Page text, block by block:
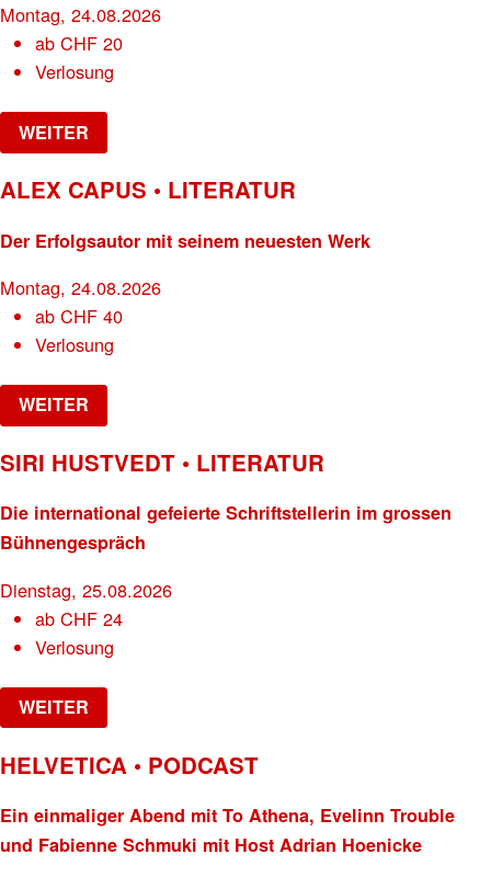
Montag, 24.08.2026
abCHF 20
Verlosung
WEITER
ALEX CAPUS • LITERATUR
Der Erfolgsautor mit seinem neuesten Werk
Montag, 24.08.2026
abCHF 40
Verlosung
WEITER
SIRI HUSTVEDT • LITERATUR
Die international gefeierte Schriftstellerin im grossen
Bühnengespräch
Dienstag, 25.08.2026
abCHF 24
Verlosung
WEITER
HELVETICA • PODCAST
Ein einmaliger Abend mit To Athena, Evelinn Trouble
und Fabienne Schmuki mit Host Adrian Hoenicke